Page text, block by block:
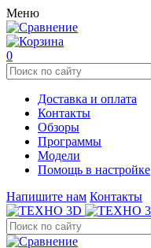
Меню
0
Доставка и оплата
Контакты
Обзоры
Программы
Модели
Помощь в настройке
Напишите нам Контакты